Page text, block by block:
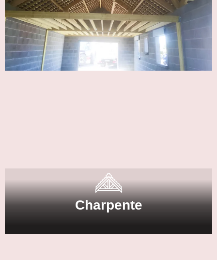
Charpente
de charpentes artisanales, en bois traditionnel, et
propose également des services de réhausse de
structures pour répondre à tous vos besoins.